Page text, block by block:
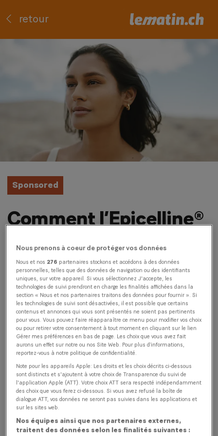
retour
Sponsored
Comment l’Epicelline®
révolutionne l’avenir
des soins de la peau
Le vieillissement de notre peau n’est pas une
fatalité. L’exposition au soleil, le stress ou le
manque de sommeil peuvent désactiver les
«gènes de jeunesse». Cependant, ces
processus peuvent être influencés et
conduisent à l’identification de principes
actifs innovants dans les soins de la peau –
comme l’Epicelline®.
Pourquoi des vrais jumeaux vieillissent-ils
différemment, alors qu’ils ont le même ADN? La
Nous prenons à coeur de protéger vos données
Nous et nos 276 partenaires stockons et accédons à des données
personnelles, telles que des données de navigation ou des identifiants
uniques, sur votre appareil. Si vous sélectionnez J'accepte, les
technologies de suivi prendront en charge les finalités affichées dans la
section « Nous et nos partenaires traitons des données pour fournir ». Si
les technologies de suivi sont désactivées, il est possible que certains
contenus et annonces qui vous sont présentés ne soient pas pertinents
pour vous. Vous pouvez faire réapparaître ce menu pour modifier vos choix
ou pour retirer votre consentement à tout moment en cliquant sur le lien
Gérer mes préférences en bas de page. Les choix que vous avez fait
aurons un effet sur notre ou nos Site Web. Pour plus d’informations,
reportez-vous à notre politique de confidentialité.
Note pour les appareils Apple: Les droits et les choix décrits ci-dessous
sont distincts et s'ajoutent à votre choix de Transparence du suivi de
l'application Apple (ATT). Votre choix ATT sera respecté indépendamment
des choix que vous ferez ci-dessous. Si vous avez refusé la boîte de
dialogue ATT, vos données ne seront pas suivies dans les applications et
sur les sites web.
Nos équipes ainsi que nos partenaires externes,
traitent des données selon les finalités suivantes :